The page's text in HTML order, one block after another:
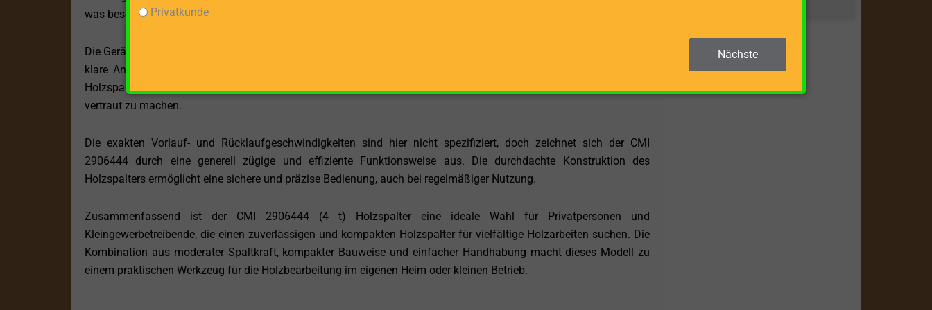
was besonders in kleineren Werkstätten oder privaten Garagen von Vorteil ist.
Die Gerätemaße von 29 x 48 x 82,5 cm zeigen, dass der CMI 2906444 kompakt und platzsparend konstruiert ist. Die
klare Anordnung der Bedienelemente erleichtert die Handhabung und gewährleistet eine intuitive Bedienung des
Holzspalters. Die übersichtliche Gestaltung ermöglicht es auch unerfahrenen Anwendern, sich schnell mit dem Gerät
vertraut zu machen.
Die exakten Vorlauf- und Rücklaufgeschwindigkeiten sind hier nicht spezifiziert, doch zeichnet sich der CMI
2906444 durch eine generell zügige und effiziente Funktionsweise aus. Die durchdachte Konstruktion des
Holzspalters ermöglicht eine sichere und präzise Bedienung, auch bei regelmäßiger Nutzung.
Zusammenfassend ist der CMI 2906444 (4 t) Holzspalter eine ideale Wahl für Privatpersonen und
Kleingewerbetreibende, die einen zuverlässigen und kompakten Holzspalter für vielfältige Holzarbeiten suchen. Die
Kombination aus moderater Spaltkraft, kompakter Bauweise und einfacher Handhabung macht dieses Modell zu
einem praktischen Werkzeug für die Holzbearbeitung im eigenen Heim oder kleinen Betrieb.
Privatkunde
Nächste